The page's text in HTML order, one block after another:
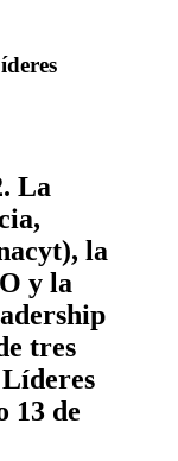
La
la
y la
tres
13 de